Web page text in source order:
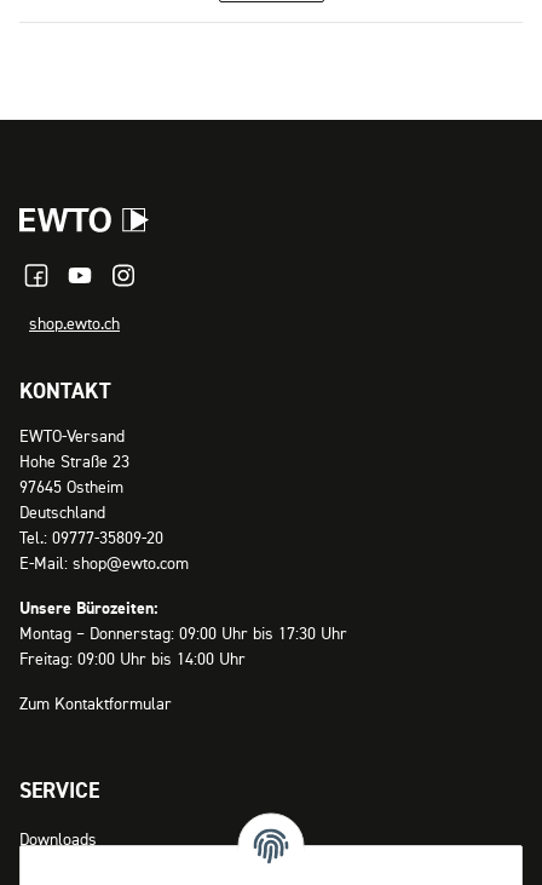
shop.ewto.ch
KONTAKT
EWTO-Versand
Hohe Straße 23
97645 Ostheim
Deutschland
Tel.: 09777-35809-20
E-Mail: shop@ewto.com
Unsere Bürozeiten:
Montag – Donnerstag: 09:00 Uhr bis 17:30 Uhr
Freitag: 09:00 Uhr bis 14:00 Uhr
Zum Kontaktformular
SERVICE
Downloads